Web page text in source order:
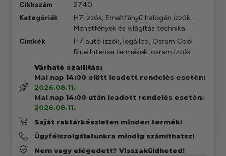
Cikkszám
2740
Kategóriák
H7 izzók, Emeltfényű halogén izzók,
Menetfények és világítás technika
Cimkék
H7 autó izzók, legálled, Osram Cool
Blue Intense termékek, osram izzók
Várható szállítás:
Mai nap 14:00 előtt leadott rendelés esetén:
2026.08.11.
Mai nap 14:00 után leadott rendelés esetén:
2026.08.11.
Saját raktárkészleten minden termék!
Ügyfélszolgálatunkra mindig számíthatsz!
Nem vagy elégedett? Visszaküldheted!